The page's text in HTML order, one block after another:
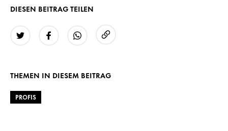
DIESEN BEITRAG TEILEN
THEMEN IN DIESEM BEITRAG
PROFIS